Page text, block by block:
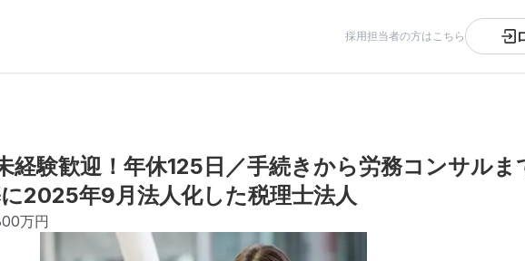
採用担当者の方はこちら
経験歓迎！年休125日／手続きから労務コンサルま
2025年9月法人化した税理士法人
万円